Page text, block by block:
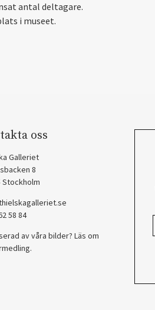
antal deltagare.
i museet.
oss
Galleriet
8
Stockholm
58 84
av våra bilder? Läs om
.